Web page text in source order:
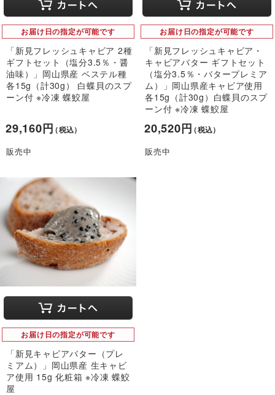
お届け日の指定が可能です
「新見フレッシュキャビア 2種
ギフトセット（塩分3.5％・醤
油味）」岡山県産 ベステル種
各15g（計30g） 白蝶貝のスプ
ーン付 ※冷凍 蝶鮫屋
29,160円（税込）
販売中
お届け日の指定が可能です
「新見フレッシュキャビア・
キャビアバター ギフトセット
（塩分3.5％・バタープレミア
ム）」岡山県産キャビア使用
各15g（計30g）白蝶貝のスプ
ーン付 ※冷凍 蝶鮫屋
20,520円（税込）
販売中
お届け日の指定が可能です
「新見キャビアバター（プレ
ミアム）」岡山県産 生キャビ
ア使用 15g 化粧箱 ※冷凍 蝶鮫
屋